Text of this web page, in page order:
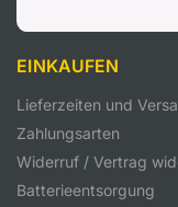
EINKAUFEN
Lieferzeiten und
Zahlungsarten
Widerruf / Vertrag
Batterieentsorgung